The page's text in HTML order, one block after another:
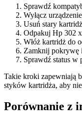
Sprawdź
Wyłącz
Usuń stary
Odpakuj Hp 302
Włóż kartridż do
Zamknij pokrywę
Sprawdź status w
Takie kroki zapewniają
styków kartridża, aby
Porównanie z